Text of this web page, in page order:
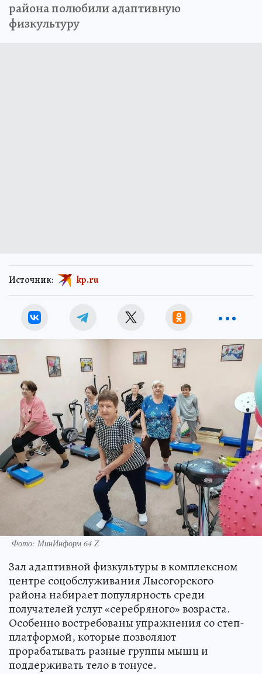
района полюбили адаптивную
физкультуру
Источник: kp.ru
Фото: МинИнформ 64 Z
Зал адаптивной физкультуры в комплексном
центре соцобслуживания Лысогорского
района набирает популярность среди
получателей услуг «серебряного» возраста.
Особенно востребованы упражнения со степ-
платформой, которые позволяют
прорабатывать разные группы мышц и
поддерживать тело в тонусе.